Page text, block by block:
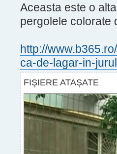
Aceasta este o
pergolele colorate
http://
ca-de-lagar-in-
FIŞIERE ATAŞATE